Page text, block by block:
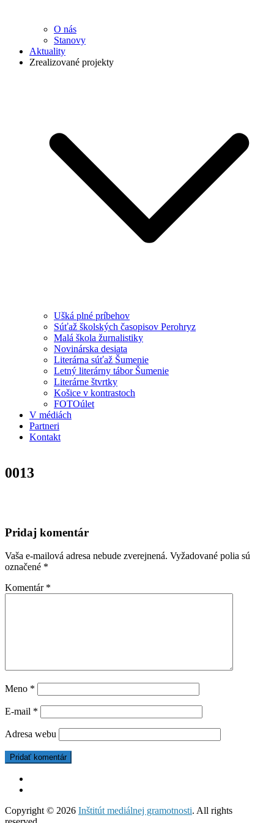
O nás
Stanovy
Aktuality
Zrealizované projekty
Ušká plné príbehov
Súťaž školských časopisov Perohryz
Malá škola žurnalistiky
Novinárska desiata
Literárna súťaž Šumenie
Letný literárny tábor Šumenie
Literárne štvrtky
Košice v kontrastoch
FOTOúlet
V médiách
Partneri
Kontakt
0013
Pridaj komentár
Vaša e-mailová adresa nebude zverejnená. Vyžadované polia sú
označené *
Komentár *
Meno *
E-mail *
Adresa webu
Copyright © 2026 Inštitút mediálnej gramotnosti. All rights